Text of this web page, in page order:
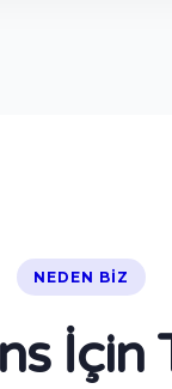
NEDEN BİZ
İçin